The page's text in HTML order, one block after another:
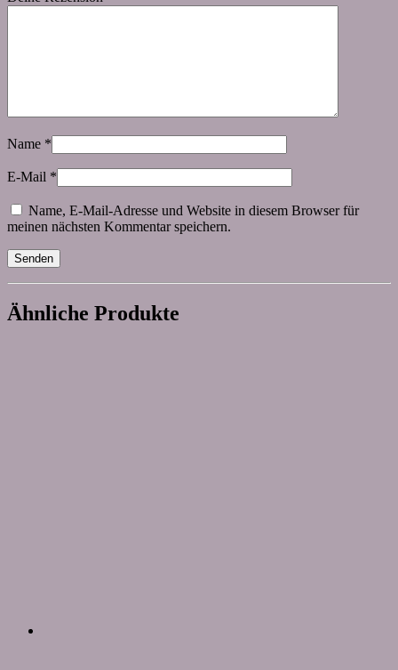
Name *
E-Mail *
Name, E-Mail-Adresse und Website in diesem Browser für
meinen nächsten Kommentar speichern.
Ähnliche Produkte